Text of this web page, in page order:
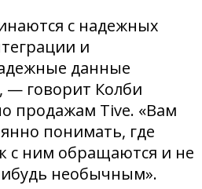
с надежных
и
данные
говорит Колби
продажам Tive. «Вам
понимать, где
с ним обращаются и не
необычным».